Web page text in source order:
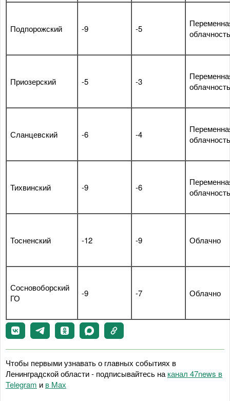
Подпорожский -9 -5
облачность
Приозерский -5 -3
облачность
Сланцевский -6 -4
облачность
Тихвинский -9 -6
облачность
Тосненский -12 -9 Облачно
Сосновоборский
ГО
-9 -7 Облачно
Чтобы первыми узнавать о главных событиях в
Ленинградской области - подписывайтесь на канал 47news в
Telegram и в Maх